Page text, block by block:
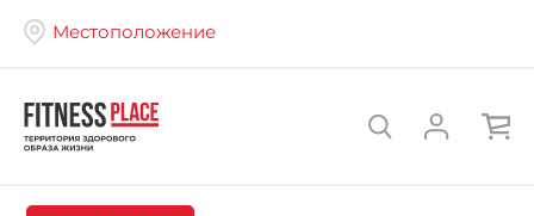
Местоположение